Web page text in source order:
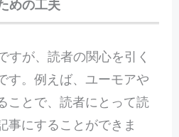
めの工夫
すが、読者の関心を引く
す。例えば、ユーモアや
ことで、読者にとって読
事にすることができま